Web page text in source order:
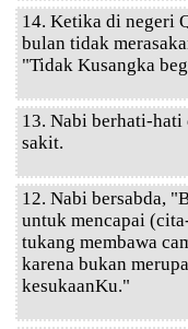
14. Ketika di negeri
bulan tidak
"Tidak Kusangka
13. Nabi berhati-hati
sakit.
12. Nabi bersabda,
untuk mencapai
tukang membawa
karena bukan
kesukaanKu."